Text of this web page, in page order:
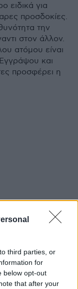
third parties, or
for
below opt-out
that after your
ειδικά για
προσδοκίες.
την
στον άλλον.
ατόμου είναι
και
προσφέρει η